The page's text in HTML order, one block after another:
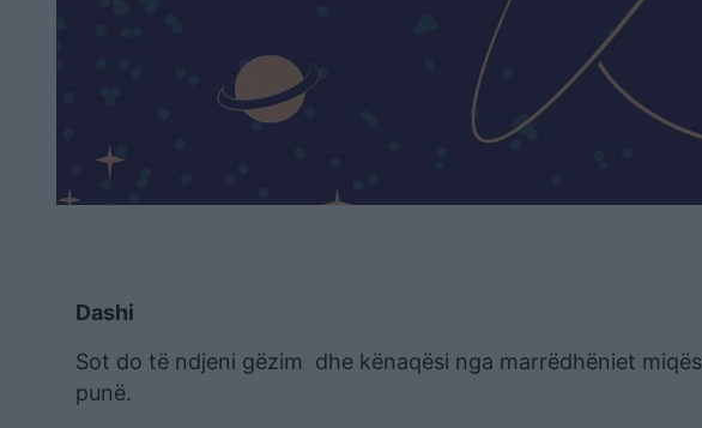
Dashi
Sot do të ndjeni gëzim dhe kënaqësi nga marrëdhëniet
punë.